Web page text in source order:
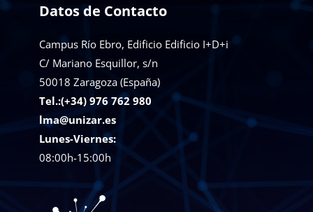
Datos de Contacto
Campus Río Ebro, Edificio Edificio I+D+i
C/ Mariano Esquillor, s/n
50018 Zaragoza (España)
Tel.:(+34) 976 762 980
lma@unizar.es
Lunes-Viernes:
08:00h-15:00h